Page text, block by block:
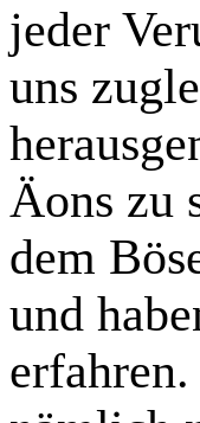
jeder
uns
Äons zu
dem
und